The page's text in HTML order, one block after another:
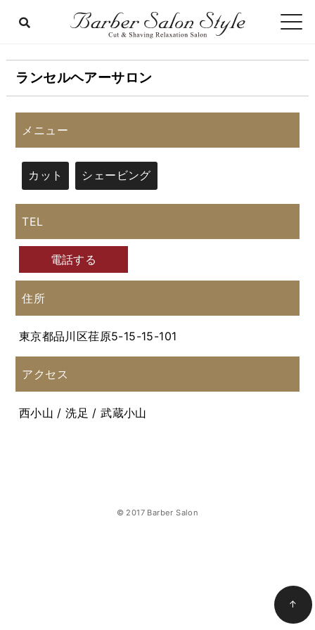
ランセルヘアーサロン
メニュー
カット シェービング
TEL
電話する
住所
東京都品川区荏原5-15-15-101
アクセス
西小山 / 洗足 / 武蔵小山
© 2017 Barber Salon
↑